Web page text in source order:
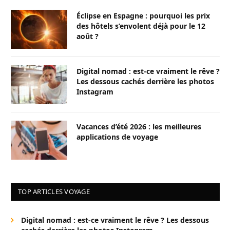
Éclipse en Espagne : pourquoi les prix
des hôtels s’envolent déjà pour le 12
août ?
Digital nomad : est-ce vraiment le rêve ?
Les dessous cachés derrière les photos
Instagram
Vacances d’été 2026 : les meilleures
applications de voyage
TOP ARTICLES VOYAGE
Digital nomad : est-ce vraiment le rêve ? Les dessous